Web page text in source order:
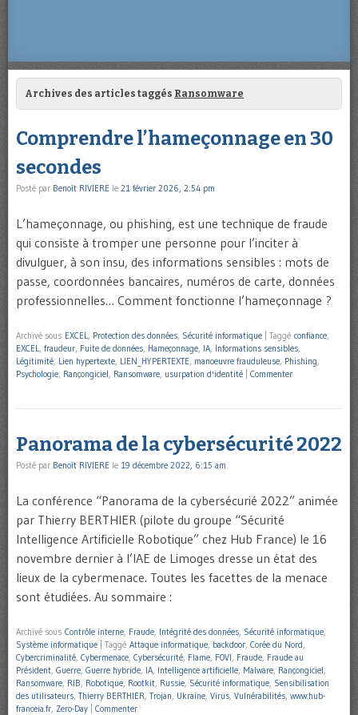
Archives des articles taggés Ransomware
Comprendre l’hameçonnage en 30
secondes
Posté par Benoît RIVIERE le 21 février 2026, 2:54 pm
L’hameçonnage, ou phishing, est une technique de fraude
qui consiste à tromper une personne pour l’inciter à
divulguer, à son insu, des informations sensibles : mots de
passe, coordonnées bancaires, numéros de carte, données
professionnelles… Comment fonctionne l’hameçonnage ?
Archivé sous EXCEL, Protection des données, Sécurité informatique Taggé confiance,
EXCEL, fraudeur, Fuite de données, Hameçonnage, IA, Informations sensibles,
Légitimité, Lien hypertexte, LIEN_HYPERTEXTE, manoeuvre frauduleuse, Phishing,
Psychologie, Rançongiciel, Ransomware, usurpation d'identité Commenter
Panorama de la cybersécurité 2022
Posté par Benoît RIVIERE le 19 décembre 2022, 6:15 am
La conférence “Panorama de la cybersécurié 2022” animée
par Thierry BERTHIER (pilote du groupe “Sécurité
Intelligence Artificielle Robotique” chez Hub France) le 16
novembre dernier à l’IAE de Limoges dresse un état des
lieux de la cybermenace. Toutes les facettes de la menace
sont étudiées. Au sommaire :
Archivé sous Contrôle interne, Fraude, Intégrité des données, Sécurité informatique,
Système informatique
Taggé Attaque informatique, backdoor, Corée du Nord,
Cybercriminalité, Cybermenace, Cybersécurité, Flame, FOVI, Fraude, Fraude au
Président, Guerre, Guerre hybride, IA, Intelligence artificielle, Malware, Rançongiciel,
Ransomware, RIB, Robotique, Rootkit, Russie, Sécurité informatique, Sensibilisation
des utilisateurs, Thierry BERTHIER, Trojan, Ukraine, Virus, Vulnérabilités, www.hub-
franceia.fr, Zero-Day Commenter